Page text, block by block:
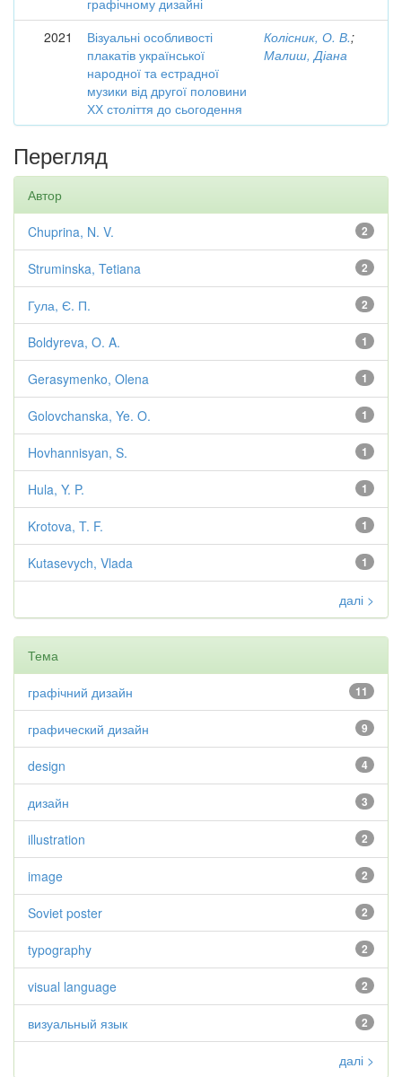
графічному дизайні
2021
Візуальні особливості
плакатів української
народної та естрадної
музики від другої половини
ХХ століття до сьогодення
Колісник, О. В.;
Малиш, Діана
Перегляд
Автор
2
Chuprina, N. V.
2
Struminska, Tetiana
2
Гула, Є. П.
1
Boldyreva, O. A.
1
Gerasymenko, Olena
1
Golovchanska, Ye. O.
1
Hovhannisyan, S.
1
Hula, Y. P.
1
Krotova, T. F.
1
Kutasevych, Vlada
далі >
Тема
11
графічний дизайн
9
графический дизайн
4
design
3
дизайн
2
illustration
2
image
2
Soviet poster
2
typography
2
visual language
2
визуальный язык
далі >